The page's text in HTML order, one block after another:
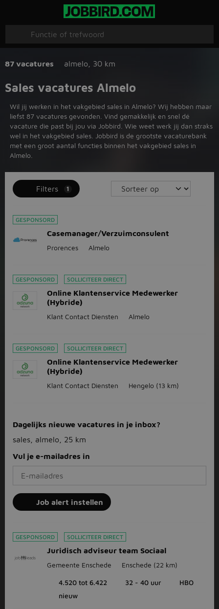
87 vacatures almelo 30 km
Sales vacatures Almelo
Wil jij werken in het vakgebied sales in Almelo? Wij hebben maar
liefst 87 vacatures gevonden. Vind gemakkelijk en snel dé
vacature die past bij jou via Jobbird. Wie weet werk jij dan straks
wel in het vakgebied sales. Jobbird is de grootste vacaturebank
met een groot aantal functies binnen het vakgebied sales in
Almelo.
Filters 1
GESPONSORD
Casemanager/Verzuimconsulent
Prorences Almelo
GESPONSORD SOLLICITEER DIRECT
Online Klantenservice Medewerker
(Hybride)
Klant Contact Diensten Almelo
GESPONSORD SOLLICITEER DIRECT
Online Klantenservice Medewerker
(Hybride)
Klant Contact Diensten Hengelo (13 km)
Dagelijks nieuwe vacatures in je inbox?
sales, almelo, 25 km
Vul je e-mailadres in
Job alert instellen
GESPONSORD SOLLICITEER DIRECT
Juridisch adviseur team Sociaal
Gemeente Enschede Enschede (22 km)
4.520 tot 6.422 32 - 40 uur
HBO
nieuw